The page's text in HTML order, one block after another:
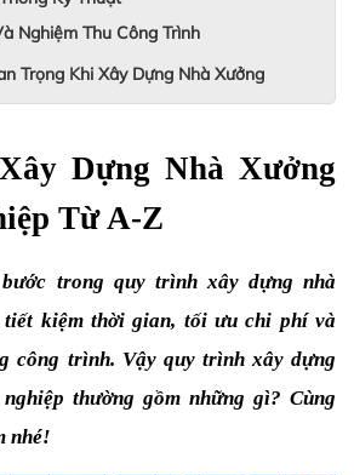
Nghiệm Thu Công Trình
Trọng Khi Xây Dựng Nhà Xưởng
Dựng Nhà Xưởng
Từ A-Z
trong quy trình xây dựng nhà
tiết kiệm thời gian, tối ưu chi phí và
công trình. Vậy quy trình xây dựng
thường gồm những gì? Cùng
nhé!